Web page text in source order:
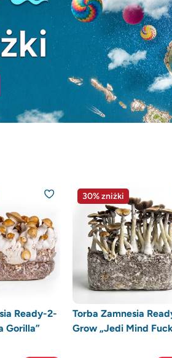
Ready-2-
Gorilla”
30% zniżki
Torba Zamnesia
Grow „Jedi Mind